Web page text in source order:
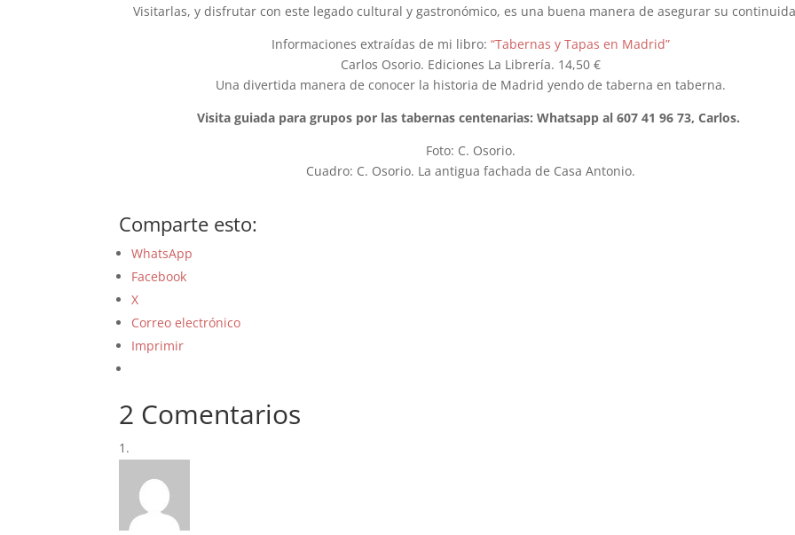
Visitarlas, y disfrutar con este legado cultural y gastronómico, es una buena manera de asegurar su
Informaciones extraídas de mi libro: “Tabernas y Tapas en Madrid”
Carlos Osorio. Ediciones La Librería. 14,50 €
Una divertida manera de conocer la historia de Madrid yendo de taberna en taberna.
Visita guiada para grupos por las tabernas centenarias: Whatsapp al 607 41 96 73, Carlos.
Foto: C. Osorio.
Cuadro: C. Osorio. La antigua fachada de Casa Antonio.
Comparte esto:
WhatsApp
Facebook
X
Correo electrónico
Imprimir
2 Comentarios